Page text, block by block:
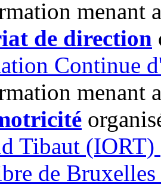
menant
de direction
Continue
menant
Tibaut (IORT)
de